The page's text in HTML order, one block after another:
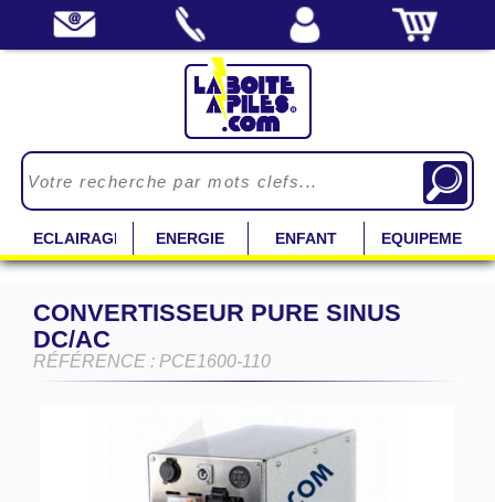
ECLAIRAGE ENERGIE ENFANT EQUIPEMENT
CONVERTISSEUR PURE SINUS
DC/AC
RÉFÉRENCE : PCE1600-110